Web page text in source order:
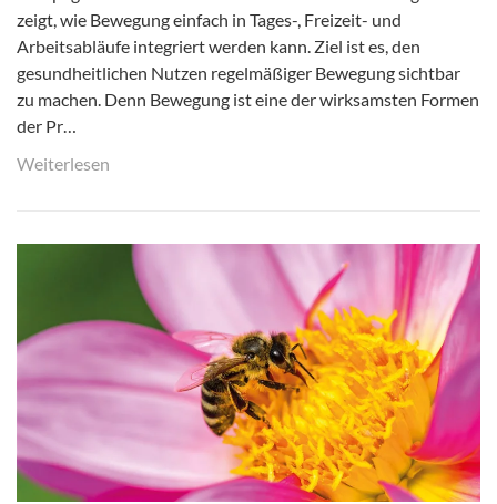
zeigt, wie Bewegung einfach in Tages-, Freizeit- und
Arbeitsabläufe integriert werden kann. Ziel ist es, den
gesundheitlichen Nutzen regelmäßiger Bewegung sichtbar
zu machen. Denn Bewegung ist eine der wirksamsten Formen
der Pr…
Weiterlesen